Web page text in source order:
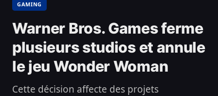
GAMING
Warner Bros. Games ferme
plusieurs studios et annule
le jeu Wonder Woman
Cette décision affecte des projets